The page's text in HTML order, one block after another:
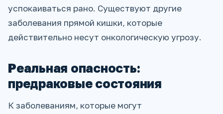
успокаиваться рано. Существуют другие
заболевания прямой кишки, которые
действительно несут онкологическую угрозу.
Реальная опасность:
предраковые состояния
К заболеваниям, которые могут